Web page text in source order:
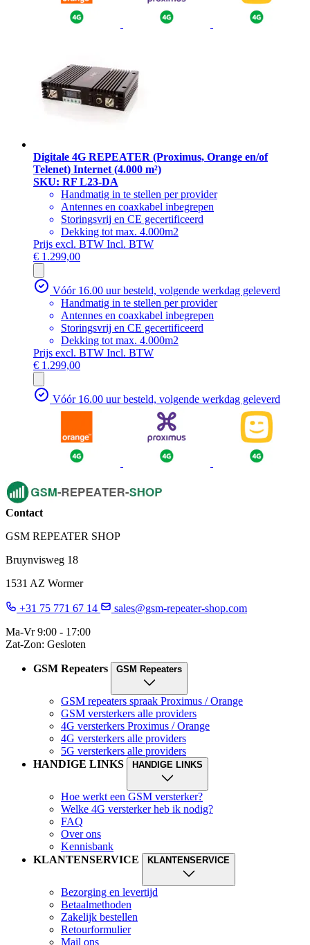
Digitale 4G REPEATER (Proximus, Orange en/of
Telenet) Internet (4.000 m²)
SKU: RF L23-DA
Handmatig in te stellen per provider
Antennes en coaxkabel inbegrepen
Storingsvrij en CE gecertificeerd
Dekking tot max. 4.000m2
Prijs excl. BTW Incl. BTW
€ 1.299,00
Vóór 16.00 uur besteld, volgende werkdag geleverd
Handmatig in te stellen per provider
Antennes en coaxkabel inbegrepen
Storingsvrij en CE gecertificeerd
Dekking tot max. 4.000m2
Prijs excl. BTW Incl. BTW
€ 1.299,00
Vóór 16.00 uur besteld, volgende werkdag geleverd
Contact
GSM REPEATER SHOP
Bruynvisweg 18
1531 AZ Wormer
+31 75 771 67 14
sales@gsm-repeater-shop.com
Ma-Vr 9:00 - 17:00
Zat-Zon: Gesloten
GSM Repeaters GSM Repeaters
GSM repeaters spraak Proximus / Orange
GSM versterkers alle providers
4G versterkers Proximus / Orange
4G versterkers alle providers
5G versterkers alle providers
HANDIGE LINKS
HANDIGE LINKS
Hoe werkt een GSM versterker?
Welke 4G versterker heb ik nodig?
FAQ
Over ons
Kennisbank
KLANTENSERVICE
KLANTENSERVICE
Bezorging en levertijd
Betaalmethoden
Zakelijk bestellen
Retourformulier
Mail ons